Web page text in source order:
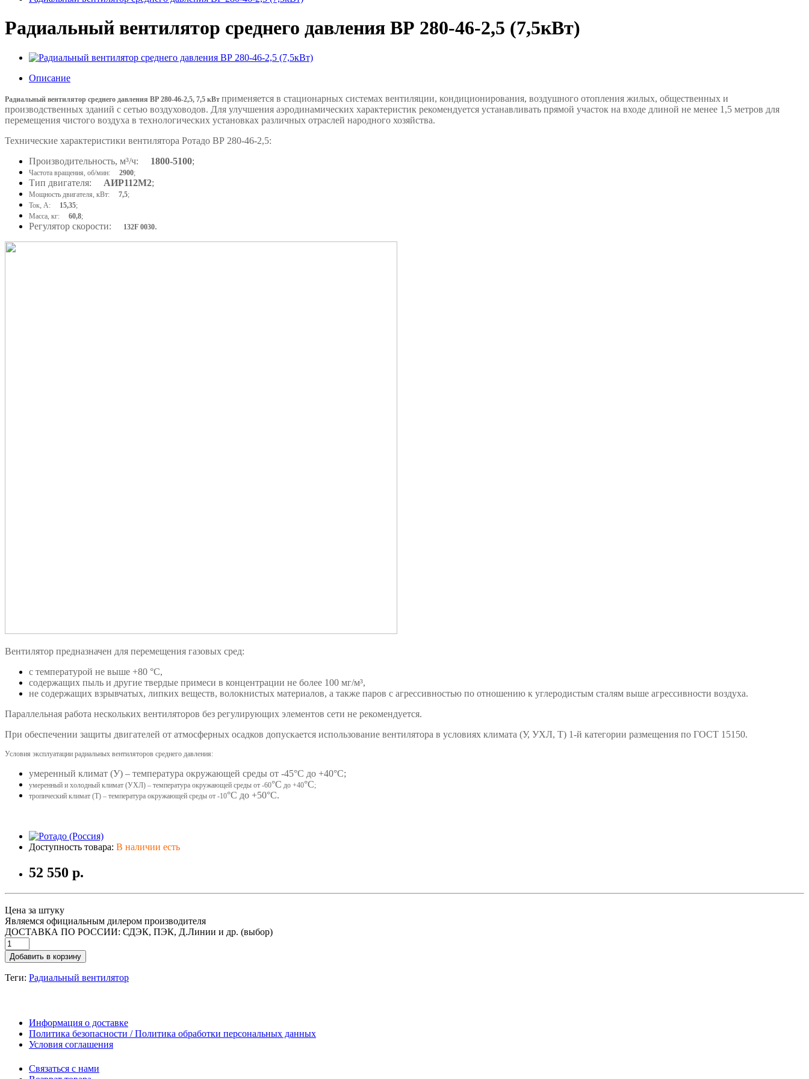
Радиальный вентилятор среднего давления ВР 280-46-2,5 (7,5кВт)
Описание
Радиальный вентилятор среднего давления ВР 280-46-2,5, 7,5 кВт применяется в стационарных системах вентиляции, кондиционирования, воздушного отопления жилых, общественных и
производственных зданий с сетью воздуховодов. Для улучшения аэродинамических характеристик рекомендуется устанавливать прямой участок на входе длиной не менее 1,5 метров для
перемещения чистого воздуха в технологических установках различных отраслей народного хозяйства.
Технические характеристики вентилятора Ротадо ВР 280-46-2,5:
Производительность, м³/ч: 1800-5100;
Частота вращения, об/мин: 2900;
Тип двигателя: АИР112M2;
Мощность двигателя, кВт: 7,5;
Ток, А: 15,35;
Масса, кг: 60,8;
Регулятор скорости: 132F 0030.
Вентилятор предназначен для перемещения газовых сред:
с температурой не выше +80 °С,
содержащих пыль и другие твердые примеси в концентрации не более 100 мг/м³,
не содержащих взрывчатых, липких веществ, волокнистых материалов, а также паров с агрессивностью по отношению к углеродистым сталям выше агрессивности воздуха.
Параллельная работа нескольких вентиляторов без регулирующих элементов сети не рекомендуется.
При обеспечении защиты двигателей от атмосферных осадков допускается использование вентилятора в условиях климата (У, УХЛ, Т) 1-й категории размещения по ГОСТ 15150.
Условия эксплуатации радиальных вентиляторов среднего давления:
умеренный климат (У) – температура окружающей среды от -45°С до +40°С;
умеренный и холодный климат (УХЛ) – температура окружающей среды от -60°С до +40°С;
тропический климат (Т) – температура окружающей среды от -10°С до +50°С.
Доступность товара: В наличии есть
52 550 р.
Цена за штуку
Являемся официальным дилером производителя
ДОСТАВКА ПО РОССИИ: СДЭК, ПЭК, Д.Линии и др. (выбор)
Добавить в корзину
Теги: Радиальный вентилятор
Информация о доставке
Политика безопасности / Политика обработки персональных данных
Условия соглашения
Связаться с нами